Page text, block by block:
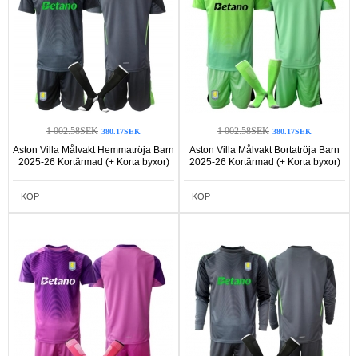
1 002.58SEK 380.17SEK
Aston Villa Målvakt Hemmatröja Barn
2025-26 Kortärmad (+ Korta byxor)
KÖP
1 002.58SEK 380.17SEK
Aston Villa Målvakt Bortatröja Barn
2025-26 Kortärmad (+ Korta byxor)
KÖP